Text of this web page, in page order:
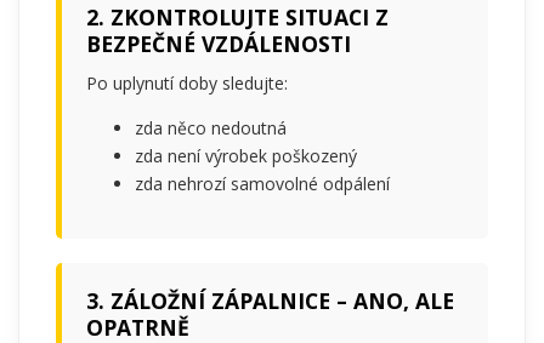
2. ZKONTROLUJTE SITUACI Z
BEZPEČNÉ VZDÁLENOSTI
Po uplynutí doby sledujte:
zda něco nedoutná
zda není výrobek poškozený
zda nehrozí samovolné odpálení
3. ZÁLOŽNÍ ZÁPALNICE – ANO, ALE
OPATRNĚ